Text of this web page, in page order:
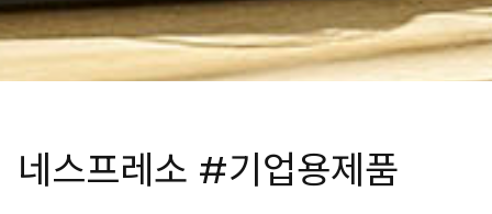
네스프레소 #기업용제품